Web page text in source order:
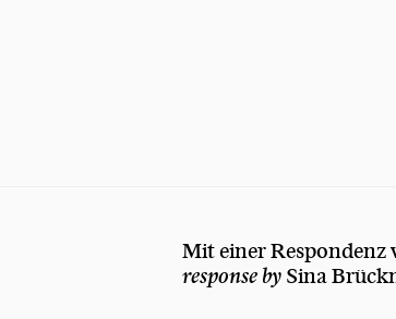
Mit einer Respondenz
response bySina